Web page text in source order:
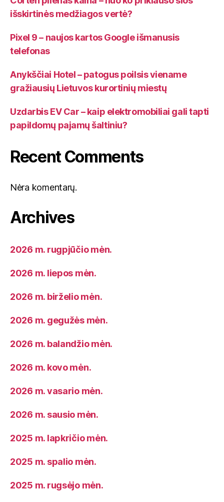
išskirtinės medžiagos vertė?
Pixel 9 – naujos kartos Google išmanusis
telefonas
Anykščiai Hotel – patogus poilsis viename
gražiausių Lietuvos kurortinių miestų
Uzdarbis EV Car – kaip elektromobiliai gali tapti
papildomų pajamų šaltiniu?
Recent Comments
Nėra komentarų.
Archives
2026 m. rugpjūčio mėn.
2026 m. liepos mėn.
2026 m. birželio mėn.
2026 m. gegužės mėn.
2026 m. balandžio mėn.
2026 m. kovo mėn.
2026 m. vasario mėn.
2026 m. sausio mėn.
2025 m. lapkričio mėn.
2025 m. spalio mėn.
2025 m. rugsėjo mėn.